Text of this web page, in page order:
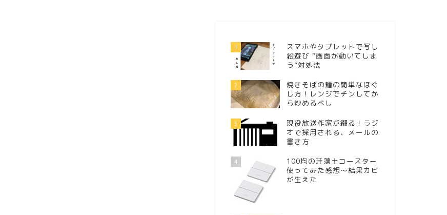
1
スマホやタブレットで写し
絵遊び “画面が動いてしま
う”対処法
2
焼きそばの麺の簡単なほぐ
し方！レンジでチンしてか
ら炒めるべし
3
現役放送作家が綴る！ラジ
オで採用される、メールの
書き方
4
100均の珪藻土コースター
使ってみた感想～結果カビ
が生えた